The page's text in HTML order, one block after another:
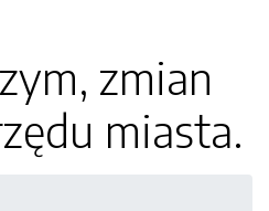
zmian
miasta.